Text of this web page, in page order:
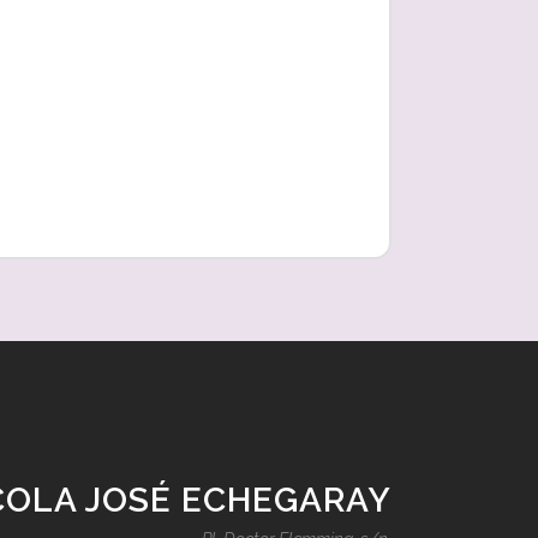
JOSÉ ECHEGARAY